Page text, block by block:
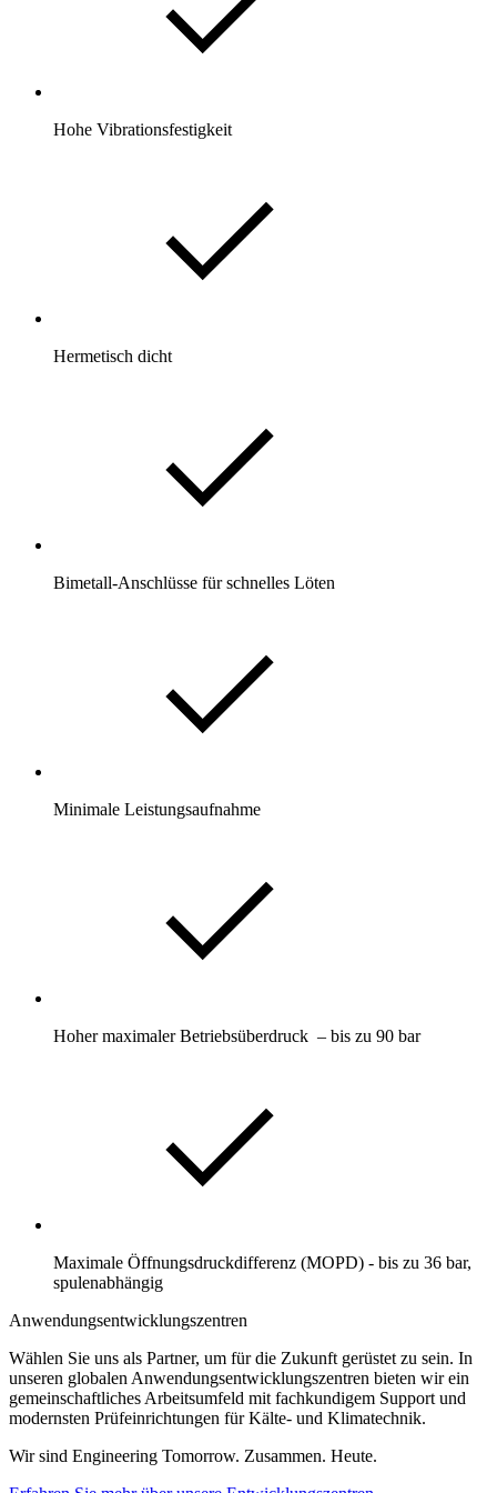
Hohe Vibrationsfestigkeit
Hermetisch dicht
Bimetall-Anschlüsse für schnelles Löten
Minimale Leistungsaufnahme
Hoher maximaler Betriebsüberdruck – bis zu 90 bar
Maximale Öffnungsdruckdifferenz (MOPD) - bis zu 36 bar,
spulenabhängig
Anwendungsentwicklungszentren
Wählen Sie uns als Partner, um für die Zukunft gerüstet zu sein. In
unseren globalen Anwendungsentwicklungszentren bieten wir ein
gemeinschaftliches Arbeitsumfeld mit fachkundigem Support und
modernsten Prüfeinrichtungen für Kälte- und Klimatechnik.
Wir sind Engineering Tomorrow. Zusammen. Heute.